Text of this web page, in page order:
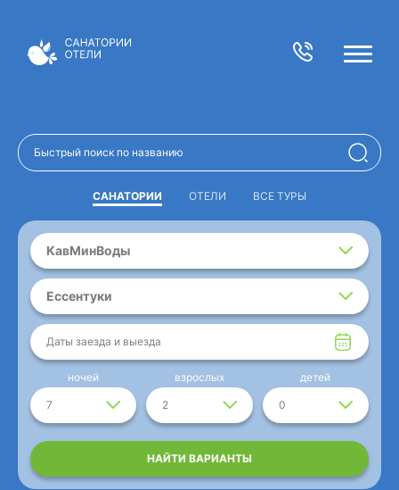
САНАТОРИИ ОТЕЛИ ВСЕ ТУРЫ
КавМинВоды
Ессентуки
Даты заезда и выезда
7
ночей
2
взрослых
0
детей
НАЙТИ ВАРИАНТЫ